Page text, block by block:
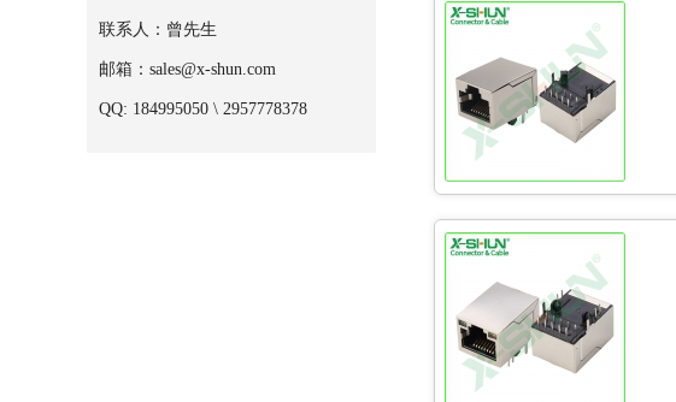
联系人：曾先生
邮箱：sales@x-shun.com
QQ: 184995050 \ 2957778378